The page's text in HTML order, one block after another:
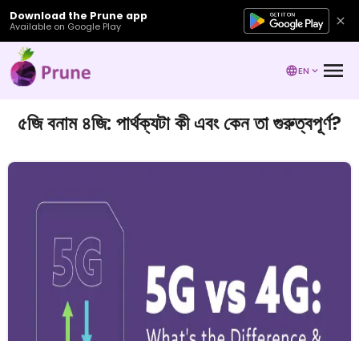
Download the Prune app
Available on Google Play
EN
৫জি বনাম ৪জি: পার্থক্যটা কী এবং কেন তা গুরুত্বপূর্ণ?